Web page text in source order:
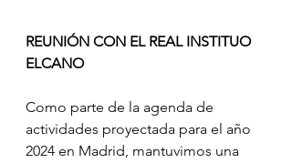
REUNIÓN CON EL REAL INSTITUO
ELCANO
Como parte de la agenda de
actividades proyectada para el año
2024 en Madrid, mantuvimos una